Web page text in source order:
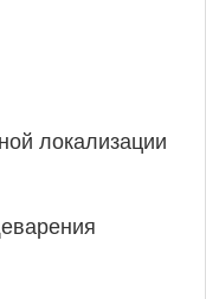
локализации